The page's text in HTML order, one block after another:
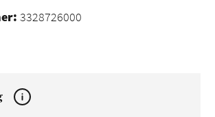
3328726000